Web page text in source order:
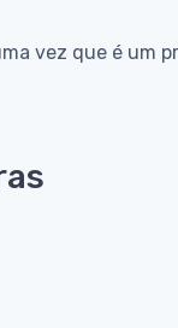
vez que é um